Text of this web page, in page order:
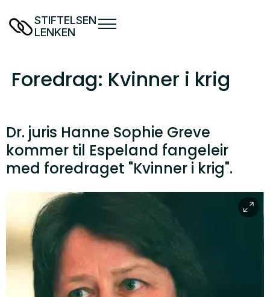
STIFTELSEN
LENKEN
Foredrag: Kvinner i krig
Dr. juris Hanne Sophie Greve
kommer til Espeland fangeleir
med foredraget "Kvinner i krig".